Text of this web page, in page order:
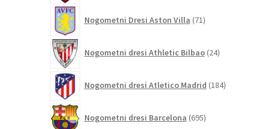
Nogometni Dresi Aston Villa 71izdelkov
Nogometni dresi Athletic Bilbao 24izdelkov
Nogometni dresi Atletico Madrid 184izdelkov
Nogometni dresi Barcelona 695izdelkov